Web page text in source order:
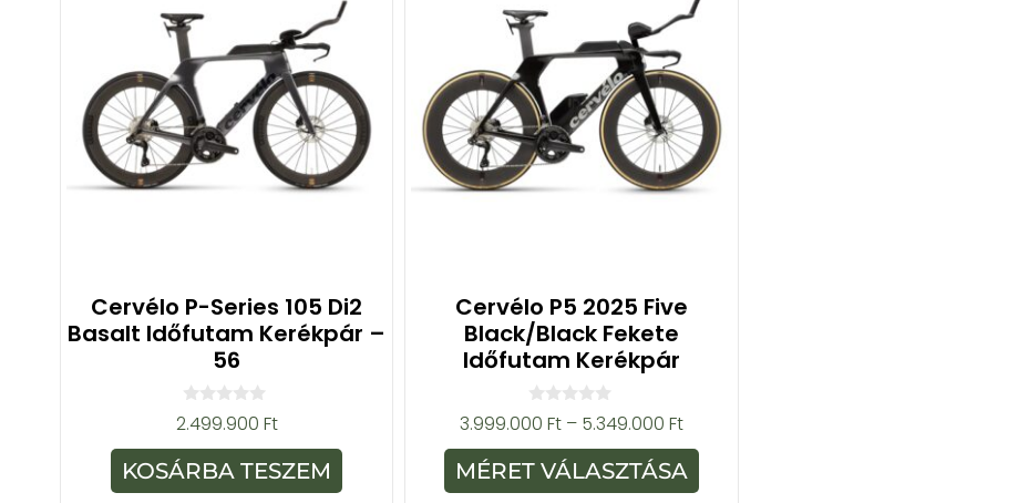
Cervélo P-Series 105 Di2
Basalt Időfutam Kerékpár –
56
0
a
z
5
-
b
2.499.900 Ft
KOSÁRBA TESZEM
Cervélo P5 2025 Five
Black/Black Fekete
Időfutam Kerékpár
0
a
z
5
-
b
3.999.000Ft – 5.349.000Ft
MÉRET VÁLASZTÁSA